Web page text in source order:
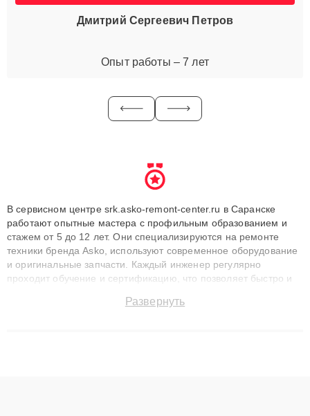
Дмитрий Сергеевич Петров
Опыт работы – 7 лет
В сервисном центре srk.asko-remont-center.ru в Саранске
работают опытные мастера с профильным образованием и
стажем от 5 до 12 лет. Они специализируются на ремонте
техники бренда Asko, используют современное оборудование
и оригинальные запчасти. Каждый инженер регулярно
проходит обучение и сертификацию, что позволяет быстро и
сохранением гарантии до 3 лет. Наши мастера решают
Развернуть